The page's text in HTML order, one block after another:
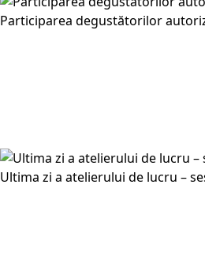
Participarea degustătorilor
Ultima zi a atelierului de lucru –